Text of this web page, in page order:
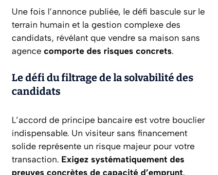
Une fois l’annonce publiée, le défi bascule sur le
terrain humain et la gestion complexe des
candidats, révélant que vendre sa maison sans
agence comporte des risques concrets.
Le défi du filtrage de la solvabilité des
candidats
L’accord de principe bancaire est votre bouclier
indispensable. Un visiteur sans financement
solide représente un risque majeur pour votre
transaction. Exigez systématiquement des
preuves concrètes de capacité d’emprunt.